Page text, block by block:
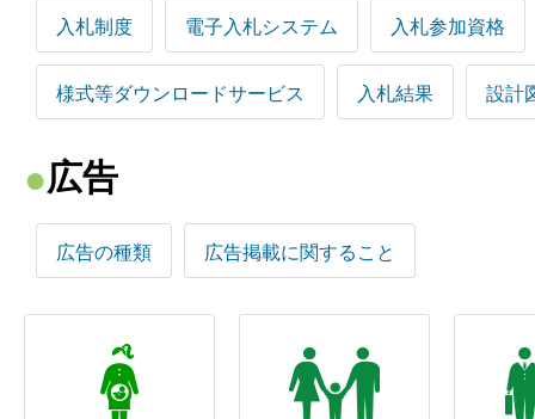
入札制度 電子入札システム 入札参加資格
様式等ダウンロードサービス 入札結果 設計
広告
広告の種類 広告掲載に関すること